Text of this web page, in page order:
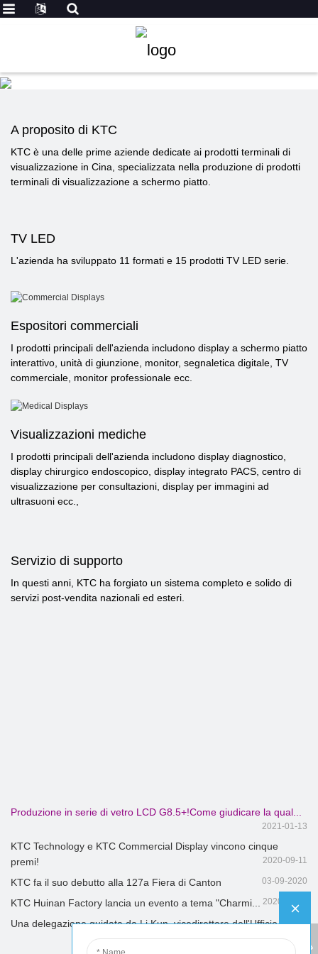
A proposito di KTC
KTC è una delle prime aziende dedicate ai prodotti terminali di
visualizzazione in Cina, specializzata nella produzione di prodotti
terminali di visualizzazione a schermo piatto.
TV LED
L'azienda ha sviluppato 11 formati e 15 prodotti TV LED serie.
Espositori commerciali
I prodotti principali dell'azienda includono display a schermo piatto
interattivo, unità di giunzione, monitor, segnaletica digitale, TV
commerciale, monitor professionale ecc.
Visualizzazioni mediche
I prodotti principali dell'azienda includono display diagnostico,
display chirurgico endoscopico, display integrato PACS, centro di
visualizzazione per consultazioni, display per immagini ad
ultrasuoni ecc.,
Servizio di supporto
In questi anni, KTC ha forgiato un sistema completo e solido di
servizi post-vendita nazionali ed esteri.
Produzione in serie di vetro LCD G8.5+!Come giudicare la qual...
2021-01-13
KTC Technology e KTC Commercial Display vincono cinque
premi!
2020-09-11
KTC fa il suo debutto alla 127a Fiera di Canton 03-09-2020
KTC Huinan Factory lancia un evento a tema "Charmi... 2020-08-11
Una delegazione guidata da Li Kun, vicedirettore dell'Ufficio...
2020-08-07